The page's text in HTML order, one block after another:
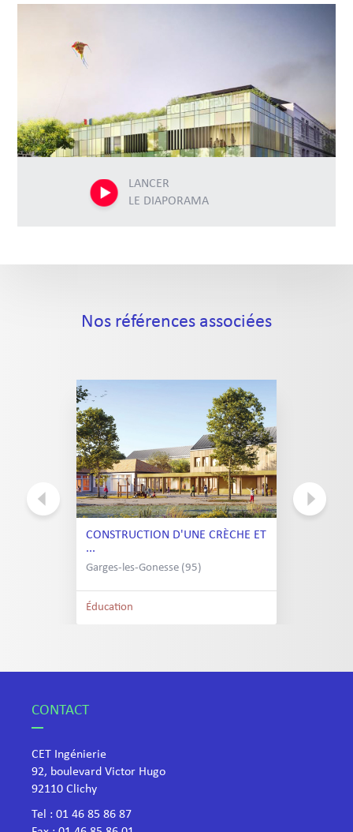
LANCER
LE DIAPORAMA
Nos références associées
CONSTRUCTION D'UNE CRÈCHE ET
...
Garges-les-Gonesse (95)
Éducation
CONTACT
CET Ingénierie
92, boulevard Victor Hugo
​92110 Clichy
Tel : 01 46 85 86 87